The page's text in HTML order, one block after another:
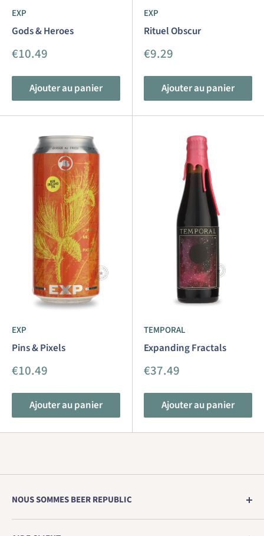
EXP
Gods & Heroes
Prix
€10.49
Ajouter au panier
EXP
Rituel Obscur
Prix
€9.29
Ajouter au panier
EXP
Pins & Pixels
Prix
€10.49
Ajouter au panier
TEMPORAL
Expanding Fractals
Prix
€37.49
Ajouter au panier
NOUS SOMMES BEER REPUBLIC
Le premier magasin d'Europe pour la bière artisanale